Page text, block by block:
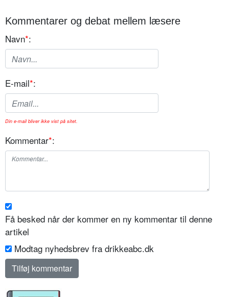
Kommentarer og debat mellem læsere
Navn*:
E-mail*:
Din e-mail bliver ikke vist på sitet.
Kommentar*:
Få besked når der kommer en ny kommentar til denne
artikel
Modtag nyhedsbrev fra drikkeabc.dk